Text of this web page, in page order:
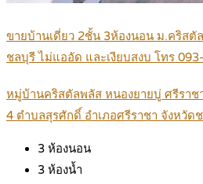
ขายบ้านเดี่ยว 2ชั้น 3ห้องนอน ม.คริสตั
ชลบุรี ไม่แออัด และเงียบสงบ โทร
หมู่บ้านคริสตัลพลัส หนองยายบู่ ศรีรา
4 ตำบลสุรศักดิ์ อำเภอศรีราชา จังหวัด
3 ห้องนอน
3 ห้องน้ำ